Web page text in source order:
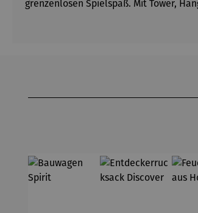
grenzenlosen Spielspaß. Mit Tower,